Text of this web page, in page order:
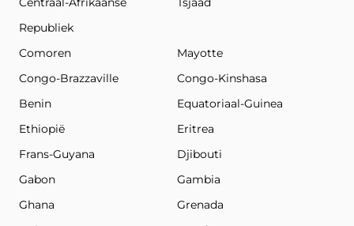
Republiek
Comoren
Mayotte
Congo-Brazzaville
Congo-Kinshasa
Benin
Equatoriaal-Guinea
Ethiopië
Eritrea
Frans-Guyana
Djibouti
Gabon
Gambia
Ghana
Grenada